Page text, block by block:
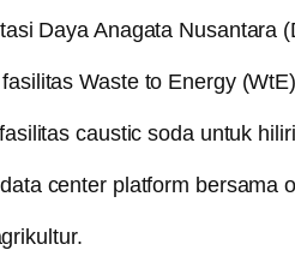
Daya Anagata
Waste to Energy
caustic soda untuk
center platform bersama